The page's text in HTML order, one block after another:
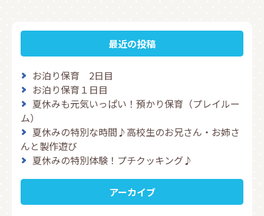
最近の投稿
お泊り保育 2日目
お泊り保育１日目
夏休みも元気いっぱい！預かり保育（プレイルー
ム）
夏休みの特別な時間♪高校生のお兄さん・お姉さ
んと製作遊び
夏休みの特別体験！プチクッキング♪
アーカイブ